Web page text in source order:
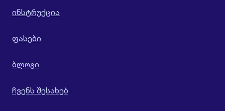
ინსტრუქცია
ფასები
ბლოგი
ჩვენს შესახებ